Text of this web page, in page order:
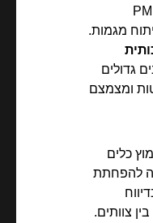
שמתממשקים לתוכנות PM
מגמות.
גדולים
ומצמצם
כלים
להפחתת
צוותים.